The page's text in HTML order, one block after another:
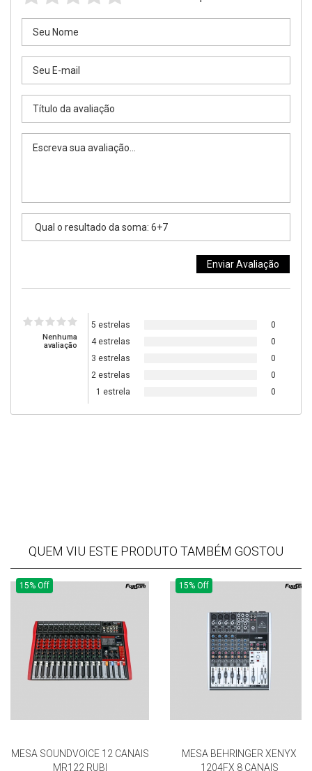
Nenhuma
avaliação
5 estrelas
0
4 estrelas
0
3 estrelas
0
2 estrelas
0
1 estrela
0
QUEM VIU ESTE PRODUTO TAMBÉM GOSTOU
15% Off
MESA SOUNDVOICE 12 CANAIS
MR122 RUBI
15% Off
MESA BEHRINGER XENYX
1204FX 8 CANAIS